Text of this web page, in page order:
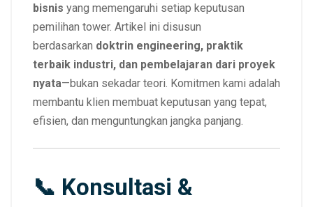
bisnis yang memengaruhi setiap keputusan
pemilihan tower. Artikel ini disusun
berdasarkan doktrin engineering, praktik
terbaik industri, dan pembelajaran dari proyek
nyata—bukan sekadar teori. Komitmen kami adalah
membantu klien membuat keputusan yang tepat,
efisien, dan menguntungkan jangka panjang.
📞 Konsultasi &